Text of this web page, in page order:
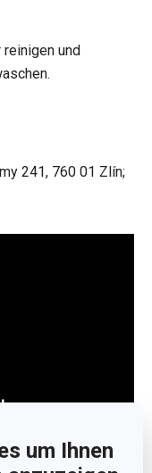
um Ihnen
und
241, 760 01 Zlín;